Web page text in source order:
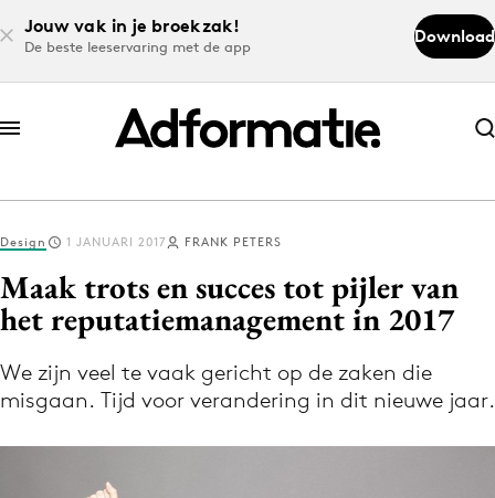
Jouw vak in je broekzak!
De beste leeservaring met de app
Download
Abonneer nu
Abonneer nu
Log in
Download de app
Volg het laatste nieuws via de Adformatie
Nieuws app
Design 1 JANUARI 2017 FRANK PETERS
Maak trots en succes tot pijler van
het reputatiemanagement in 2017
We zijn veel te vaak gericht op de zaken die
misgaan. Tijd voor verandering in dit nieuwe jaar.